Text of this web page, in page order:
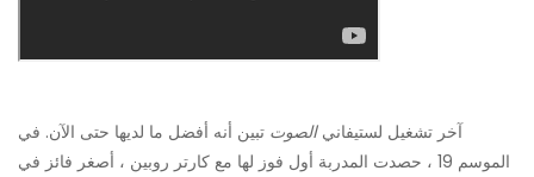
آخر تشغيل لستيفانيالصوت تبين أنه أفضل ما لديها حتى الآن. في
الموسم 19 ، حصدت المدربة أول فوز لها مع كارتر روبين ، أصغر فائز في